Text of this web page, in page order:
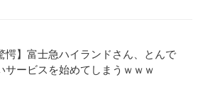
愕】富士急ハイランドさん、とんで
サービスを始めてしまうｗｗｗ